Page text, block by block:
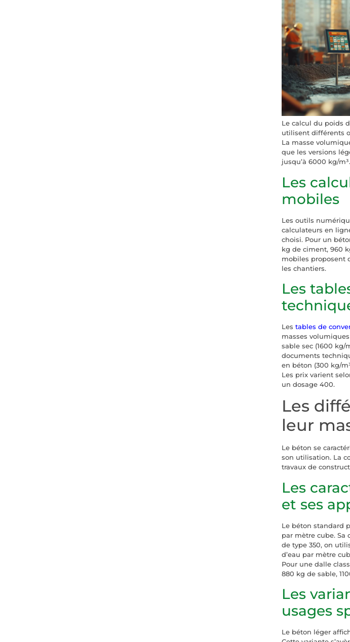
Le calcul du poids
utilisent différents
La masse
que les versions
jusqu’à 6000 kg/m³.
Les
mobiles
Les outils
calculateurs en
choisi. Pour un
kg de ciment, 960
mobiles proposent
les chantiers.
Les
Les tables de
masses
sable sec (1600 kg/
documents
en béton (300 kg/
Les prix varient
un dosage 400.
Les
leur
Le béton se
son utilisation. La
travaux de
Les
et ses
Le béton standard
par mètre cube. Sa
de type 350, on
d’eau par mètre
Pour une dalle
880 kg de sable,
Les
usages
Le béton léger